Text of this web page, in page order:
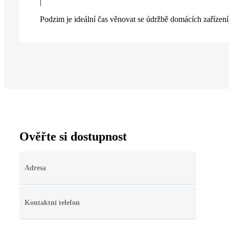
|
Podzim je ideální čas věnovat se údržbě domácích
Ověřte si dostupnost
Adresa
toto pole
Kontaktní telefon
toto pole